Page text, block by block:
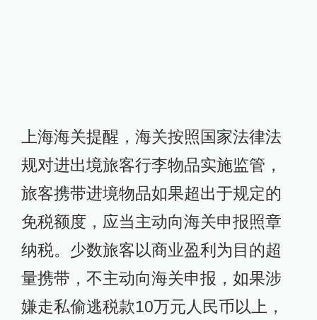
上海海关提醒，海关按照国家法律法
规对进出境旅客行李物品实施监管，
旅客携带进境物品如果超出于规定的
免税额度，应当主动向海关申报照章
纳税。少数旅客以商业盈利为目的超
量携带，不主动向海关申报，如果涉
嫌走私偷逃税款10万元人民币以上，